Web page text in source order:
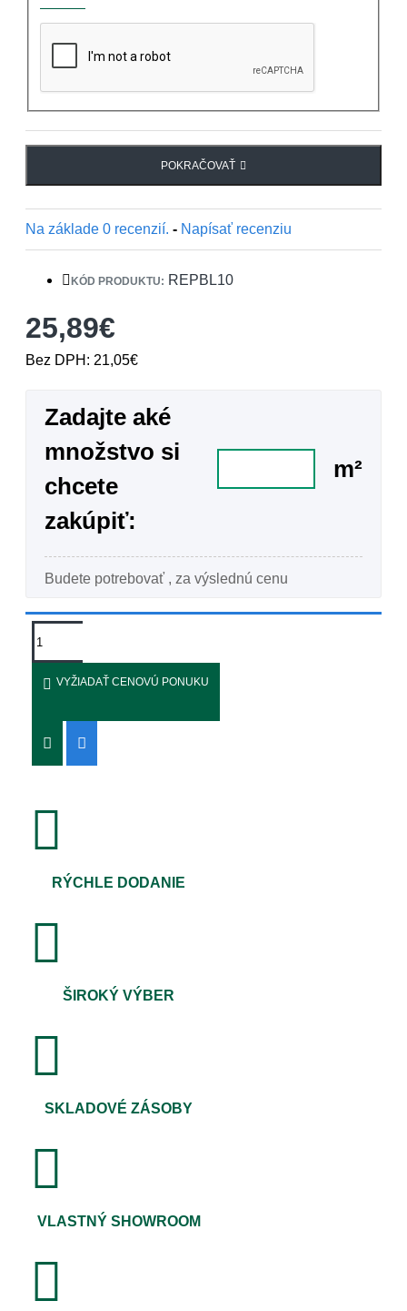
POKRAČOVAŤ
Na základe 0 recenzií. - Napísať recenziu
25,89€
Bez DPH: 21,05€
KÓD PRODUKTU: REPBL10
Zadajte aké
množstvo si
chcete
zakúpiť:
m²
Budete potrebovať , za výslednú cenu
VYŽIADAŤ CENOVÚ PONUKU
RÝCHLE DODANIE
ŠIROKÝ VÝBER
SKLADOVÉ ZÁSOBY
VLASTNÝ SHOWROOM